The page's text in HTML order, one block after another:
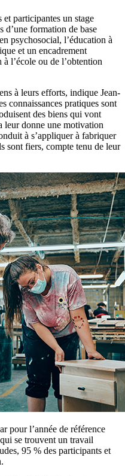
participantes un stage
d’une formation de base
psychosocial, l’éducation à
et un encadrement
l’école ou de l’obtention
à leurs efforts, indique Jean-
connaissances pratiques sont
des biens qui vont
leur donne une motivation
à s’appliquer à fabriquer
sont fiers, compte tenu de leur
pour l’année de référence
se trouvent un travail
95 % des participants et